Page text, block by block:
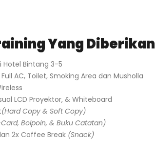
Yang Diberikan
Hotel Bintang 3-5
AC, Toilet, Smoking Area dan Musholla
LCD Proyektor, & Whiteboard
(Hard Copy & Soft Copy)
Bolpoin, & Buku Catatan)
2x Coffee Break (Snack)